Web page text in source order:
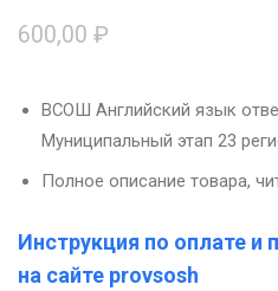
600,00 ₽
ВСОШ Английский язык
Муниципальный этап 23
Полное описание товара,
Инструкция по оплате и
на сайте provsosh